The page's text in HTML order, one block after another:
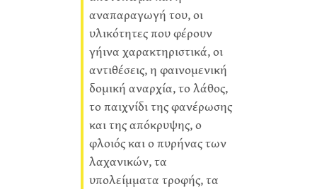
αναπαραγωγή του, οι
υλικότητες που φέρουν
γήινα χαρακτηριστικά, οι
αντιθέσεις, η φαινομενική
δομική αναρχία, το λάθος,
το παιχνίδι της φανέρωσης
και της απόκρυψης, ο
φλοιός και ο πυρήνας των
λαχανικών, τα
υπολείμματα τροφής, τα